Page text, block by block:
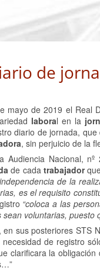
de
mayo de 2019 el Real
laboral en la
diario de jornada,
, sin perjuicio de la
Audiencia Nacional,
de cada trabajador
de la
es el requisito
“coloca a las
voluntarias,
en sus posteriores STS
de registro
clarificara la